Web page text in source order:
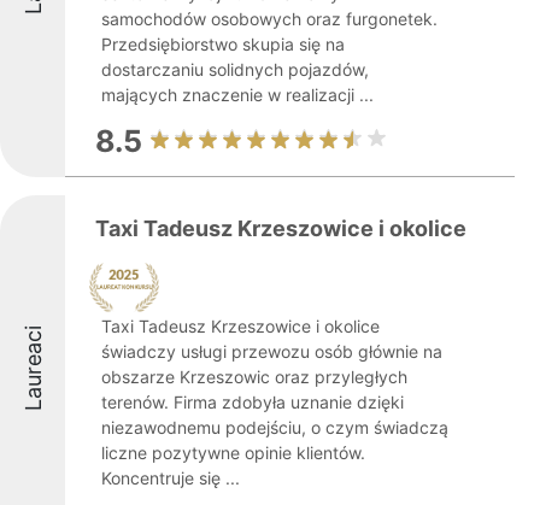
samochodów osobowych oraz furgonetek.
Przedsiębiorstwo skupia się na
dostarczaniu solidnych pojazdów,
mających znaczenie w realizacji ...
8.5
Laureaci
Taxi Tadeusz Krzeszowice i okolice
Taxi Tadeusz Krzeszowice i okolice
świadczy usługi przewozu osób głównie na
obszarze Krzeszowic oraz przyległych
terenów. Firma zdobyła uznanie dzięki
niezawodnemu podejściu, o czym świadczą
liczne pozytywne opinie klientów.
Koncentruje się ...